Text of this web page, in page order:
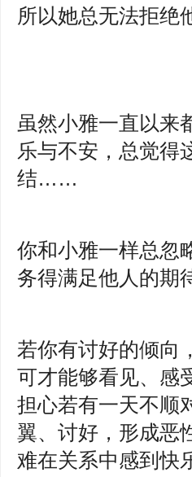
所以她总无法拒绝
虽然小雅一直以来
乐与不安，总觉得
结……
你和小雅一样总忽
务得满足他人的期
若你有讨好的倾向
可才能够看见、感
担心若有一天不顺
翼、讨好，形成恶
难在关系中感到快